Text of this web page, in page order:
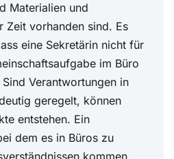
Materialien und
Zeit vorhanden sind. Es
eine Sekretärin nicht für
im Büro
Verantwortungen in
geregelt, können
entstehen. Ein
dem es in Büros zu